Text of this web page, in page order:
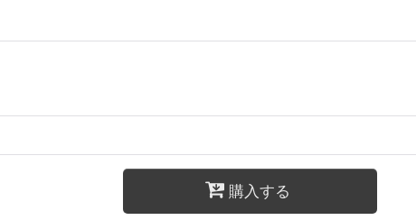
購入する